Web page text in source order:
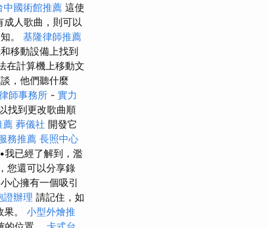
中國術館推薦 這使
人歌曲，則可以
。 基隆律師推薦
移動設備上找到
在計算機上移動文
，他們聽什麼
師事務所 - 實力
找到更改歌曲順
薦 葬儀社 開發它
務推薦 長照中心
•我已經了解到，濫
您還可以分享錄
心擁有一個吸引
證辦理 請記住，如
。 小型外燴推